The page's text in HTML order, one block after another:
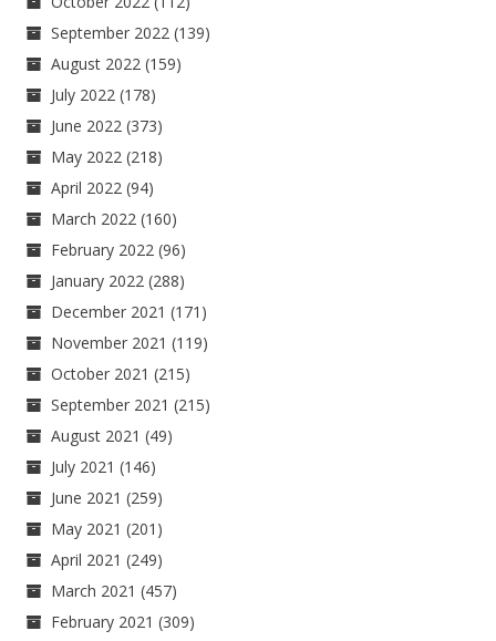
September 2022 (139)
August 2022 (159)
July 2022 (178)
June 2022 (373)
May 2022 (218)
April 2022 (94)
March 2022 (160)
February 2022 (96)
January 2022 (288)
December 2021 (171)
November 2021 (119)
October 2021 (215)
September 2021 (215)
August 2021 (49)
July 2021 (146)
June 2021 (259)
May 2021 (201)
April 2021 (249)
March 2021 (457)
February 2021 (309)